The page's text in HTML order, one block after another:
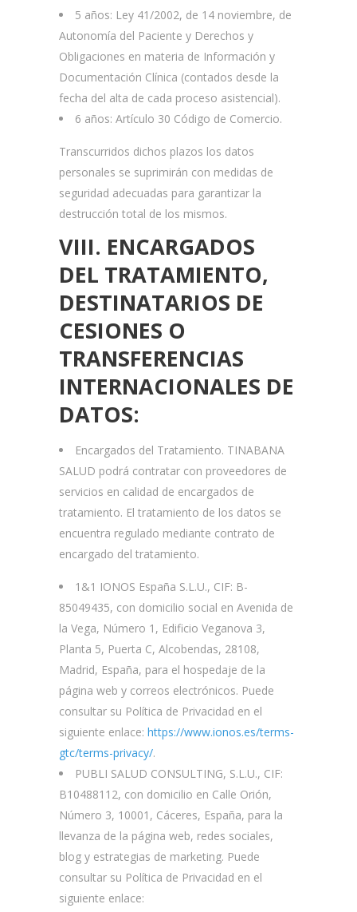
5 años: Ley 41/2002, de 14 noviembre, de
Autonomía del Paciente y Derechos y
Obligaciones en materia de Información y
Documentación Clínica (contados desde la
fecha del alta de cada proceso asistencial).
6 años: Artículo 30 Código de Comercio.
Transcurridos dichos plazos los datos
personales se suprimirán con medidas de
seguridad adecuadas para garantizar la
destrucción total de los mismos.
VIII. ENCARGADOS
DEL TRATAMIENTO,
DESTINATARIOS DE
CESIONES O
TRANSFERENCIAS
INTERNACIONALES DE
DATOS:
Encargados del Tratamiento. TINABANA
SALUD podrá contratar con proveedores de
servicios en calidad de encargados de
tratamiento. El tratamiento de los datos se
encuentra regulado mediante contrato de
encargado del tratamiento.
1&1 IONOS España S.L.U., CIF: B-
85049435, con domicilio social en Avenida de
la Vega, Número 1, Edificio Veganova 3,
Planta 5, Puerta C, Alcobendas, 28108,
Madrid, España, para el hospedaje de la
página web y correos electrónicos. Puede
consultar su Política de Privacidad en el
siguiente enlace: https://www.ionos.es/terms-
gtc/terms-privacy/.
PUBLI SALUD CONSULTING, S.L.U., CIF:
B10488112, con domicilio en Calle Orión,
Número 3, 10001, Cáceres, España, para la
llevanza de la página web, redes sociales,
blog y estrategias de marketing. Puede
consultar su Política de Privacidad en el
siguiente enlace: